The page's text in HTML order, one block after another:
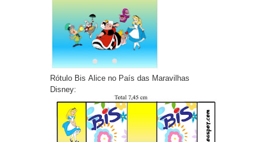
Rótulo Bis Alice no País das Maravilhas
Disney: